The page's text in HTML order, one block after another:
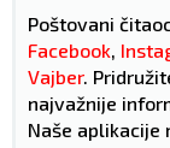
Poštovani
Facebook
Vajber.
najvažnije
Naše aplikacije